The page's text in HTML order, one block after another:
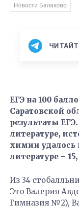
Новости Балаково
ЕГЭ на 100
Саратовской
результаты
литературе,
химии удалось
литературе –
Из 34
Это Валерия
Гимназия №2),